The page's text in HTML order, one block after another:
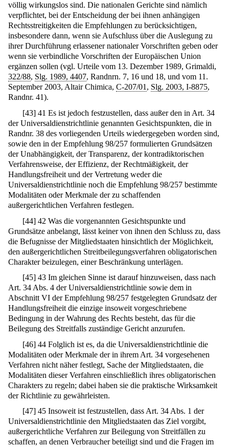
völlig wirkungslos sind. Die nationalen Gerichte sind nämlich
verpflichtet, bei der Entscheidung der bei ihnen anhängigen
Rechtsstreitigkeiten die Empfehlungen zu berücksichtigen,
insbesondere dann, wenn sie Aufschluss über die Auslegung zu
ihrer Durchführung erlassener nationaler Vorschriften geben oder
wenn sie verbindliche Vorschriften der Europäischen Union
ergänzen sollen (vgl. Urteile vom 13. Dezember 1989, Grimaldi,
322/88, Slg. 1989, 4407, Randnrn. 7, 16 und 18, und vom 11.
September 2003, Altair Chimica, C-207/01, Slg. 2003, I-8875,
Randnr. 41).
[43] 41 Es ist jedoch festzustellen, dass außer den in Art. 34
der Universaldienstrichtlinie genannten Gesichtspunkten, die in
Randnr. 38 des vorliegenden Urteils wiedergegeben worden sind,
sowie den in der Empfehlung 98/257 formulierten Grundsätzen
der Unabhängigkeit, der Transparenz, der kontradiktorischen
Verfahrensweise, der Effizienz, der Rechtmäßigkeit, der
Handlungsfreiheit und der Vertretung weder die
Universaldienstrichtlinie noch die Empfehlung 98/257 bestimmte
Modalitäten oder Merkmale der zu schaffenden
außergerichtlichen Verfahren festlegen.
[44] 42 Was die vorgenannten Gesichtspunkte und
Grundsätze anbelangt, lässt keiner von ihnen den Schluss zu, dass
die Befugnisse der Mitgliedstaaten hinsichtlich der Möglichkeit,
den außergerichtlichen Streitbeilegungsverfahren obligatorischen
Charakter beizulegen, einer Beschränkung unterlägen.
[45] 43 Im gleichen Sinne ist darauf hinzuweisen, dass nach
Art. 34 Abs. 4 der Universaldienstrichtlinie sowie dem in
Abschnitt VI der Empfehlung 98/257 festgelegten Grundsatz der
Handlungsfreiheit die einzige insoweit vorgeschriebene
Bedingung in der Wahrung des Rechts besteht, das für die
Beilegung des Streitfalls zuständige Gericht anzurufen.
[46] 44 Folglich ist es, da die Universaldienstrichtlinie die
Modalitäten oder Merkmale der in ihrem Art. 34 vorgesehenen
Verfahren nicht näher festlegt, Sache der Mitgliedstaaten, die
Modalitäten dieser Verfahren einschließlich ihres obligatorischen
Charakters zu regeln; dabei haben sie die praktische Wirksamkeit
der Richtlinie zu gewährleisten.
[47] 45 Insoweit ist festzustellen, dass Art. 34 Abs. 1 der
Universaldienstrichtlinie den Mitgliedstaaten das Ziel vorgibt,
außergerichtliche Verfahren zur Beilegung von Streitfällen zu
schaffen, an denen Verbraucher beteiligt sind und die Fragen im